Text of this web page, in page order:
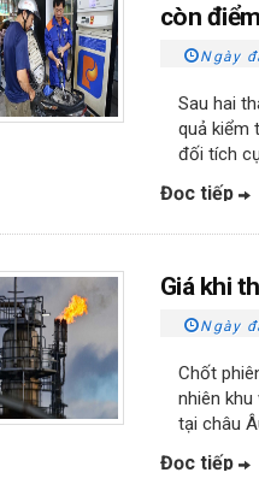
còn
Ngày
Sau hai
quả kiểm
đối tích
Đọc tiếp
Giá khi
Ngày
Chốt
nhiên
tại châu
Đọc tiếp